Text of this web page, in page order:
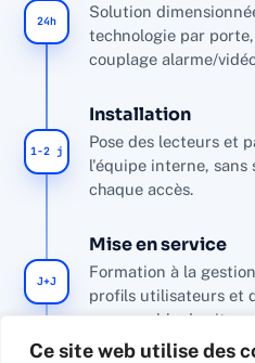
Ce site web utilise des
24h
Solution
technologie par
couplage alarme/
1-2 j
Installation
Pose des lecteurs et
l'équipe interne,
chaque accès.
J+J
Mise en service
Formation à la
profils utilisateurs et
responsable du site.